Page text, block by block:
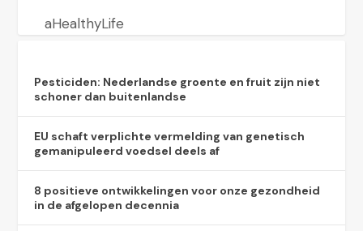
aHealthyLife
Pesticiden: Nederlandse groente en fruit zijn niet
schoner dan buitenlandse
EU schaft verplichte vermelding van genetisch
gemanipuleerd voedsel deels af
8 positieve ontwikkelingen voor onze gezondheid
in de afgelopen decennia